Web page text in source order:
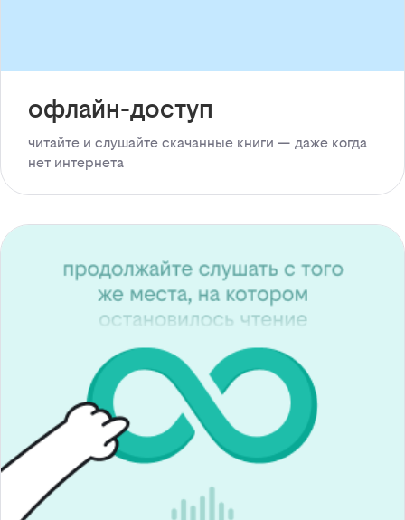
офлайн-доступ
читайте и слушайте скачанные книги — даже когда
нет интернета